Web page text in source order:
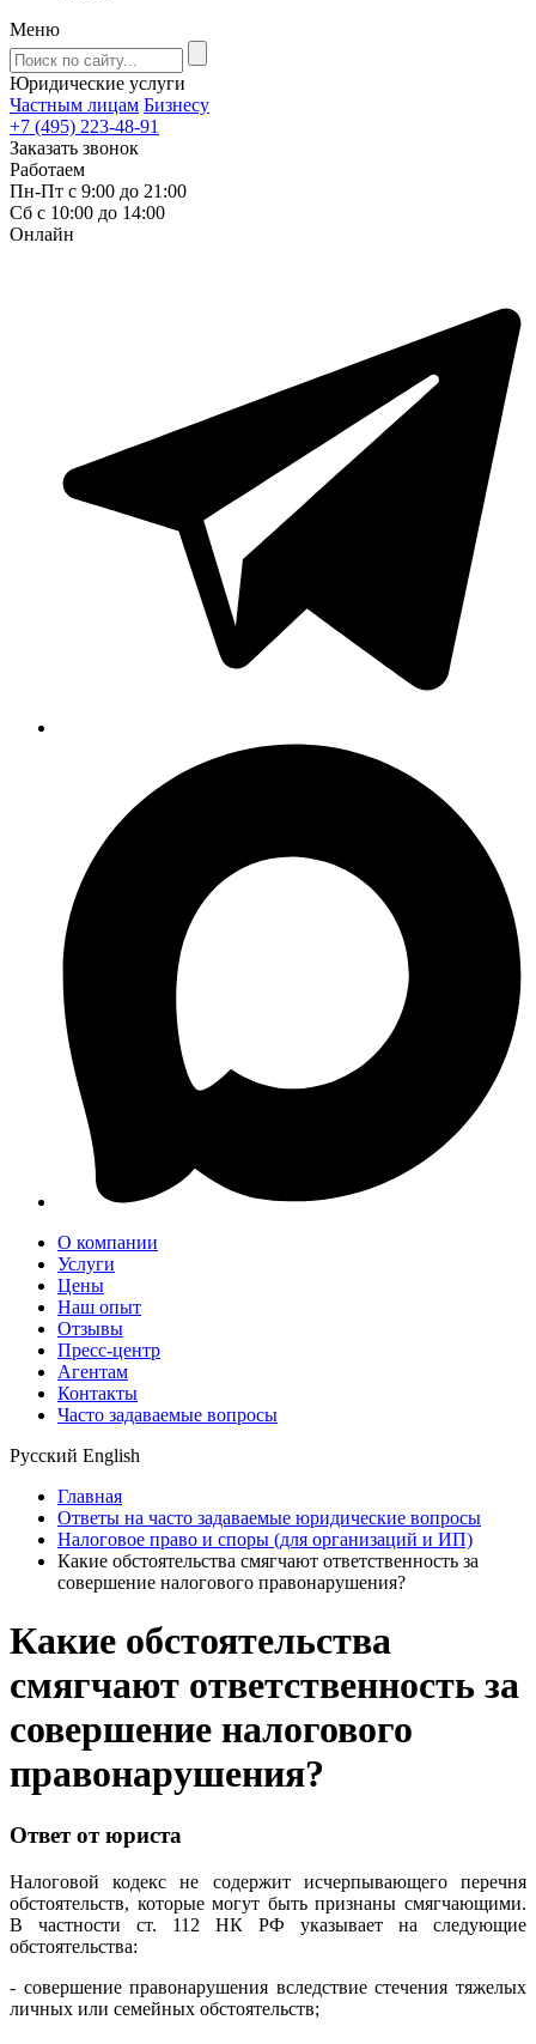
Меню
Юридические услуги
Частным лицам Бизнесу
+7 (495) 223-48-91
Заказать звонок
Работаем
Пн-Пт с 9:00 до 21:00
Сб с 10:00 до 14:00
Онлайн
О компании
Услуги
Цены
Наш опыт
Отзывы
Пресс-центр
Агентам
Контакты
Часто задаваемые вопросы
Русский English
Главная
Ответы на часто задаваемые юридические вопросы
Налоговое право и споры (для организаций и ИП)
Какие обстоятельства смягчают ответственность за
совершение налогового правонарушения?
Какие обстоятельства
смягчают ответственность за
совершение налогового
правонарушения?
Ответ от юриста
Налоговой кодекс не содержит исчерпывающего перечня
обстоятельств, которые могут быть признаны смягчающими.
В частности ст. 112 НК РФ указывает на следующие
обстоятельства:
- совершение правонарушения вследствие стечения тяжелых
личных или семейных обстоятельств;